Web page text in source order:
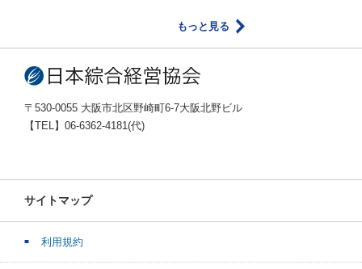
もっと見る
〒530-0055 大阪市北区野崎町6-7大阪北野ビル
【TEL】06-6362-4181(代)
サイトマップ
利用規約